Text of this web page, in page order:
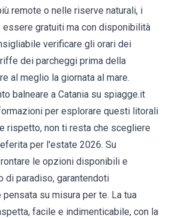
remote o nelle riserve naturali, i
gratuiti ma con disponibilità
verificare gli orari dei
dei parcheggi prima della
al meglio la giornata al mare.
balneare a Catania su spiagge.it
per esplorare questi litorali
rispetto, non ti resta che scegliere
per l'estate 2026. Su
le opzioni disponibili e
di paradiso, garantendoti
su misura per te. La tua
facile e indimenticabile, con la